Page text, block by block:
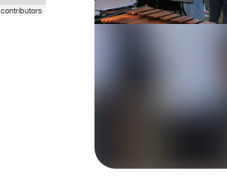
contributors